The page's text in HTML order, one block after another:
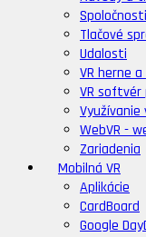
Spoločnosti
Tlačové
Udalosti
VR herne
VR softvér
WebVR -
Zariadenia
Mobilná VR
Aplikácie
CardBoard
Google